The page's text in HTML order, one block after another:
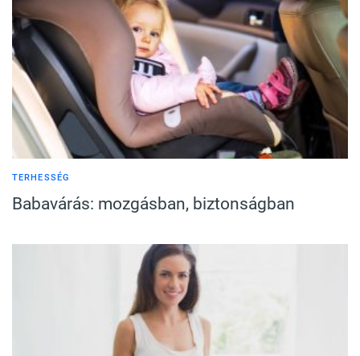
TERHESSÉG
Babavárás: mozgásban, biztonságban